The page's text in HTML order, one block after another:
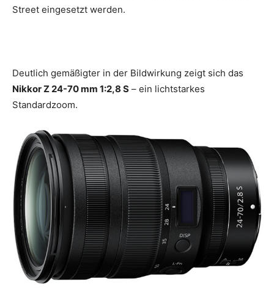
Street eingesetzt werden.
Deutlich gemäßigter in der Bildwirkung zeigt sich das
Nikkor Z 24-70 mm 1:2,8 S – ein lichtstarkes
Standardzoom.